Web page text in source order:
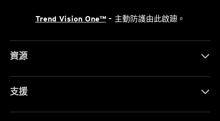
Trend Vision One™- 主動防護由此啟廸。
資源
支援